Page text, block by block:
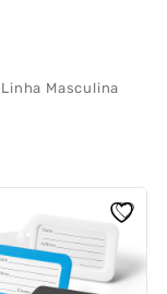
Linha Masculina